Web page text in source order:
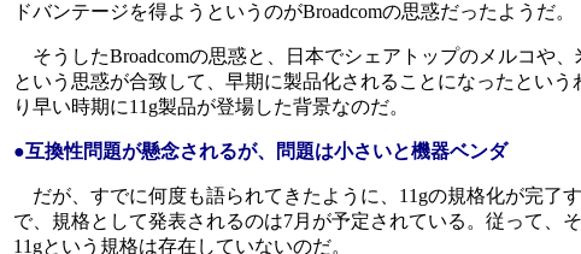
ドバンテージを得ようというのがBroadcomの思惑だったようだ。
そうしたBroadcomの思惑と、日本でシェアトップのメルコや
という思惑が合致して、早期に製品化されることになったとい
り早い時期に11g製品が登場した背景なのだ。
●互換性問題が懸念されるが、問題は小さいと機器ベンダ
だが、すでに何度も語られてきたように、11gの規格化が完了
で、規格として発表されるのは7月が予定されている。従って、
11gという規格は存在していないのだ。